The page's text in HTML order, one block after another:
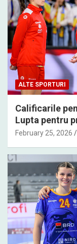
ALTE SPORTURI
Calificarile
Lupta pentru
February 25, 2026